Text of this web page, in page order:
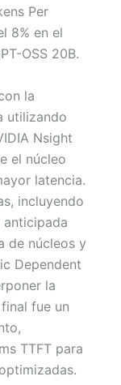
Per
8% en el
OSS 20B.
la
utilizando
Nsight
el núcleo
latencia.
incluyendo
de núcleos y
Dependent
la
fue un
TTFT para